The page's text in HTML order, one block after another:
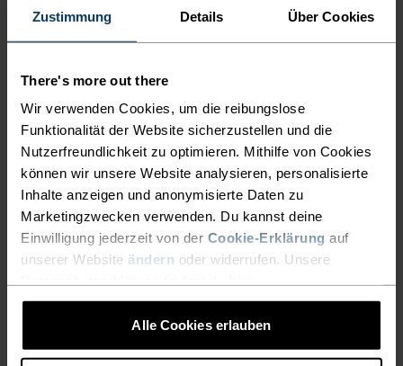
Zustimmung Details Über Cookies
There's more out there
Wir verwenden Cookies, um die reibungslose
Funktionalität der Website sicherzustellen und die
Nutzerfreundlichkeit zu optimieren. Mithilfe von Cookies
können wir unsere Website analysieren, personalisierte
Inhalte anzeigen und anonymisierte Daten zu
Marketingzwecken verwenden. Du kannst deine
Einwilligung jederzeit von der Cookie-Erklärung auf
unserer Website ändern oder widerrufen. Unsere
Alle Cookies erlauben
in Europa hergestellt.
EIN MULTITALENT BEI DEM
ALLES STIMMT
Vielseitiger Komfort für jeden Schritt auf deiner
Wanderung.
AKTIVITÄTSNIVEAU
NIEDRIG MODERAT HOCH